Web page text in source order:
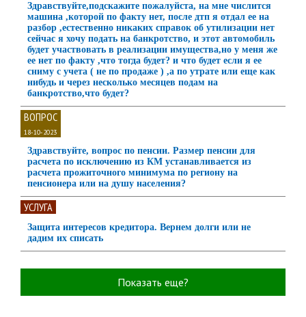
Здравствуйте,подскажите пожалуйста, на мне числится
машина ,которой по факту нет, после дтп я отдал ее на
разбор ,естественно никаких справок об утилизации нет
сейчас я хочу подать на банкротство, и этот автомобиль
будет участвовать в реализации имущества,но у меня же
ее нет по факту ,что тогда будет? и что будет если я ее
сниму с учета ( не по продаже ) ,а по утрате или еще как
нибудь и через несколько месяцев подам на
банкротство,что будет?
ВОПРОС
18-10-2023
Здравствуйте, вопрос по пенсии. Размер пенсии для
расчета по исключению из КМ устанавливается из
расчета прожиточного минимума по региону на
пенсионера или на душу населения?
УСЛУГА
Защита интересов кредитора. Вернем долги или не
дадим их списать
Показать еще?